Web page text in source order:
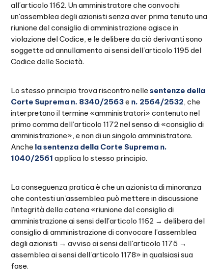
all'articolo 1162. Un amministratore che convochi
un'assemblea degli azionisti senza aver prima tenuto una
riunione del consiglio di amministrazione agisce in
violazione del Codice, e le delibere da ciò derivanti sono
soggette ad annullamento ai sensi dell'articolo 1195 del
Codice delle Società.
Lo stesso principio trova riscontro nellesentenze della
Corte Suprema n. 8340/2563e n. 2564/2532, che
interpretano il termine «amministratori» contenuto nel
primo comma dell’articolo 1172 nel senso di «consiglio di
amministrazione», e non di un singolo amministratore.
Anche la sentenza della Corte Suprema n.
1040/2561 applica lo stesso principio.
La conseguenza pratica è che un azionista di minoranza
che contesti un'assemblea può mettere in discussione
l'integrità della catena «riunione del consiglio di
amministrazione ai sensi dell'articolo 1162 → delibera del
consiglio di amministrazione di convocare l'assemblea
degli azionisti → avviso ai sensi dell'articolo 1175 →
assemblea ai sensi dell'articolo 1178» in qualsiasi sua
fase.